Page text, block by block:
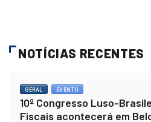
NOTÍCIAS RECENTES
GERAL EVENTO
10º Congresso Luso-
Fiscais acontecerá em